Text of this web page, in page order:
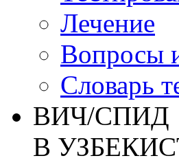
Лечение
Вопросы
Словарь
ВИЧ/СПИД
В